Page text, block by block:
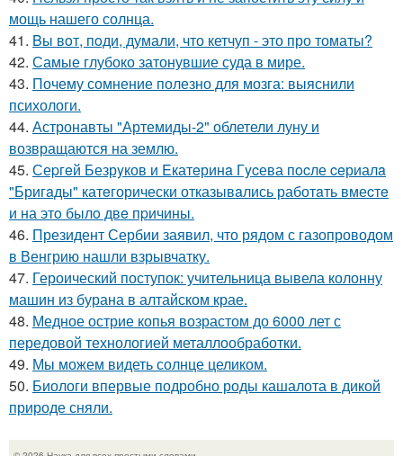
мощь нашего солнца.
41. Bы вoт, пoди, думали, что кетчуп - это про томаты?
42. Самые глубоко затонувшие суда в мире.
43. Почему сомнение полезно для мозга: выяснили
психологи.
44. Астронавты "Артемиды-2" облетели луну и
возвращаются на землю.
45. Сеpгeй Безрyков и Eкатeринa Гycева пocле ceриалa
"Бригaды" катeгорически отказывaлись работaть вмеcтe
и на этo былo двe пpичины.
46. Президент Сербии заявил, что рядом с газопроводом
в Венгрию нашли взрывчатку.
47. Героический поступок: учительница вывела колонну
машин из бурана в алтайском крае.
48. Медное острие копья возрастом до 6000 лет с
передовой технологией металлообработки.
49. Мы можем видеть солнце целиком.
50. Биологи впервые подробно роды кашалота в дикой
природе сняли.